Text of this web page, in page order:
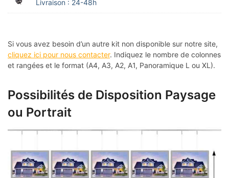
Livraison : 24-48h
Si vous avez besoin d’un autre kit non disponible sur notre site,
cliquez ici pour nous contacter. Indiquez le nombre de colonnes
et rangées et le format (A4, A3, A2, A1, Panoramique L ou XL).
Possibilités de Disposition Paysage
ou Portrait